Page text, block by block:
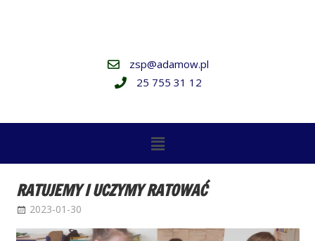
zsp@adamow.pl
25 755 31 12
RATUJEMY I UCZYMY RATOWAĆ
2023-01-30